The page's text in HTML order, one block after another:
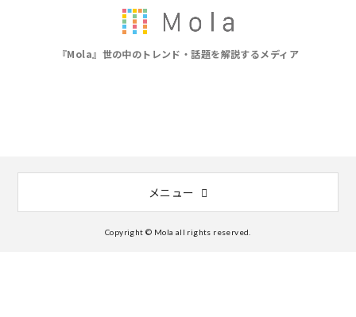
『Mola』世の中のトレンド・話題を解説するメディア
メニュー
Copyright © Mola all rights reserved.